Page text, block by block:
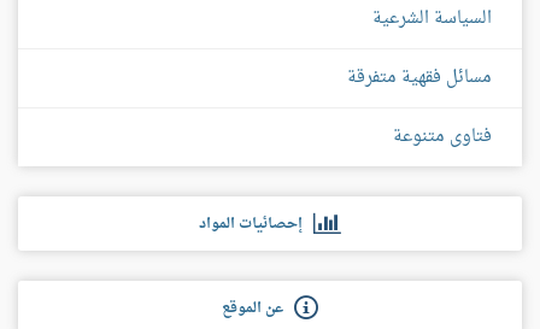
السياسة الشرعية
مسائل فقهية متفرقة
فتاوى متنوعة
إحصائيات المواد
عن الموقع